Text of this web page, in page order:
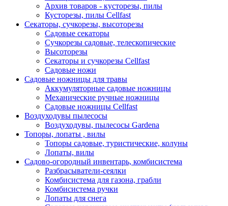
Архив товаров - кусторезы, пилы
Кусторезы, пилы Cellfast
Секаторы, сучкорезы, высоторезы
Садовые секаторы
Сучкорезы садовые, телескопические
Высоторезы
Секаторы и сучкорезы Cellfast
Садовые ножи
Садовые ножницы для травы
Аккумуляторные садовые ножницы
Механические ручные ножницы
Садовые ножницы Cellfast
Воздуходувы пылесосы
Воздуходувы, пылесосы Gardena
Топоры, лопаты , вилы
Топоры садовые, туристические, колуны
Лопаты, вилы
Садово-огородный инвентарь, комбисистема
Разбрасыватели-сеялки
Комбисистема для газона, грабли
Комбисистема ручки
Лопаты для снега